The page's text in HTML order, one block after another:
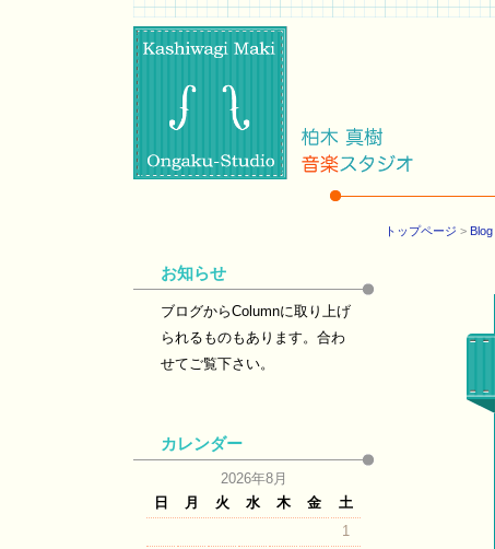
トップページ > Blog
お知らせ
ブログからColumnに取り上げ
られるものもあります。合わ
せてご覧下さい。
カレンダー
2026年8月
日
月 火 水 木 金
土
1